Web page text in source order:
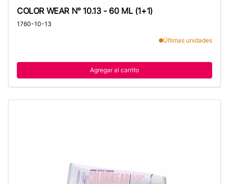
COLOR WEAR N° 10.13 - 60 ML (1+1)
1760-10-13
Últimas unidades
Agregar al carrito